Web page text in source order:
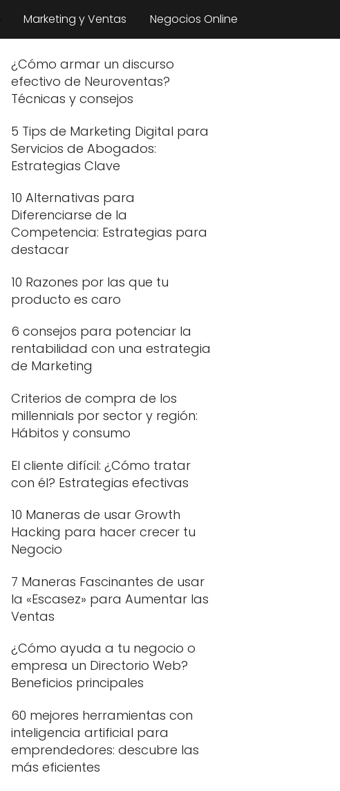
Marketing y Ventas Negocios Online
¿Cómo armar un discurso
efectivo de Neuroventas?
Técnicas y consejos
5 Tips de Marketing Digital para
Servicios de Abogados:
Estrategias Clave
10 Alternativas para
Diferenciarse de la
Competencia: Estrategias para
destacar
10 Razones por las que tu
producto es caro
6 consejos para potenciar la
rentabilidad con una estrategia
de Marketing
Criterios de compra de los
millennials por sector y región:
Hábitos y consumo
El cliente difícil: ¿Cómo tratar
con él? Estrategias efectivas
10 Maneras de usar Growth
Hacking para hacer crecer tu
Negocio
7 Maneras Fascinantes de usar
la «Escasez» para Aumentar las
Ventas
¿Cómo ayuda a tu negocio o
empresa un Directorio Web?
Beneficios principales
60 mejores herramientas con
inteligencia artificial para
emprendedores: descubre las
más eficientes